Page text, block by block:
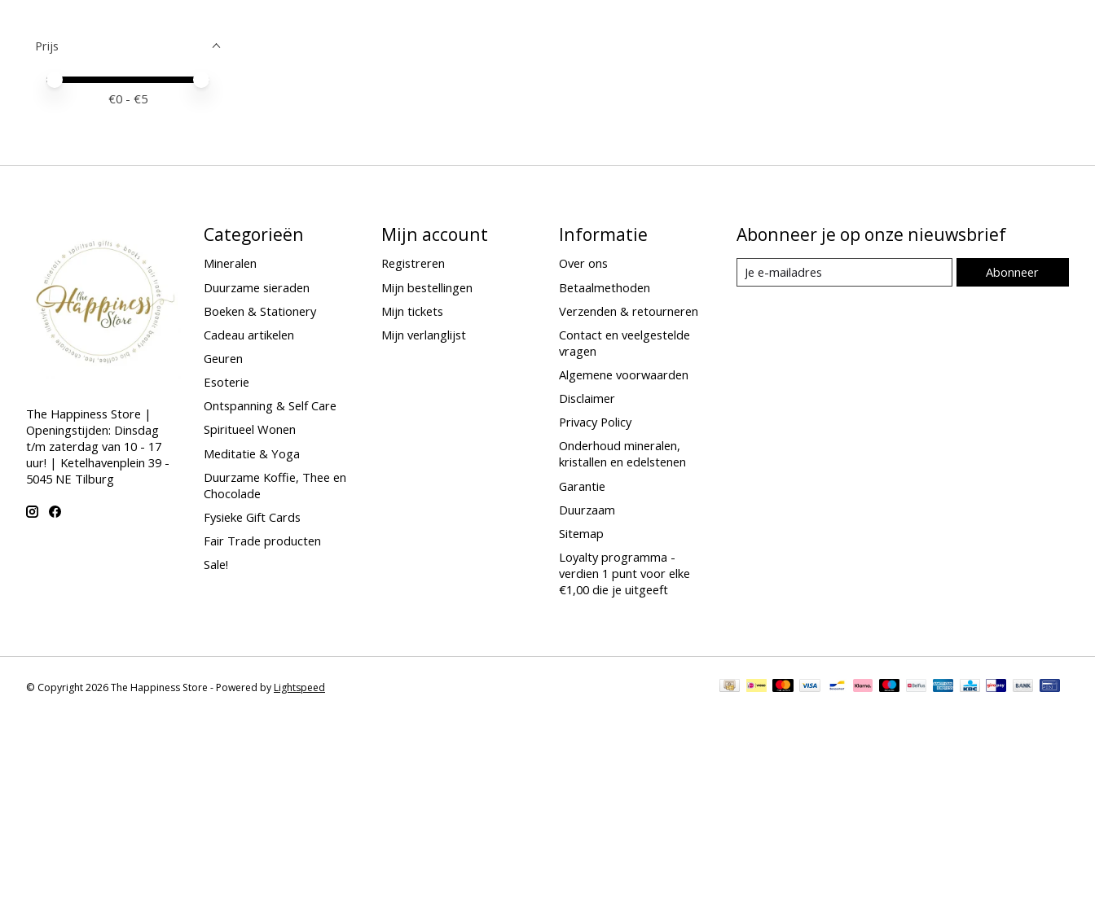
Prijs
Minimale prijswaarde
Price maximum value
€0 - €5
The Happiness Store |
Openingstijden: Dinsdag
t/m zaterdag van 10 - 17
uur! | Ketelhavenplein 39 -
5045 NE Tilburg
Categorieën
Mineralen
Duurzame sieraden
Boeken & Stationery
Cadeau artikelen
Geuren
Esoterie
Ontspanning & Self Care
Spiritueel Wonen
Meditatie & Yoga
Duurzame Koffie, Thee en
Chocolade
Fysieke Gift Cards
Fair Trade producten
Sale!
Mijn account
Registreren
Mijn bestellingen
Mijn tickets
Mijn verlanglijst
Informatie
Over ons
Betaalmethoden
Verzenden & retourneren
Contact en veelgestelde
vragen
Algemene voorwaarden
Disclaimer
Privacy Policy
Onderhoud mineralen,
kristallen en edelstenen
Garantie
Duurzaam
Sitemap
Loyalty programma -
verdien 1 punt voor elke
€1,00 die je uitgeeft
Abonneer je op onze nieuwsbrief
Abonneer
© Copyright 2026 The Happiness Store - Powered byLightspeed